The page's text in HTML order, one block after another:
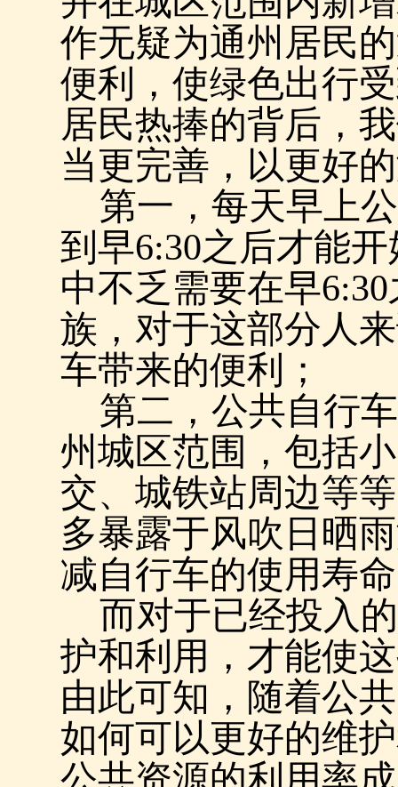
作无疑为通州居民
便利，使绿色出行
居民热捧的背后，
当更完善，以更好
第一，每天早上
到早6:30之后才能
中不乏需要在早6:30
族，对于这部分人
车带来的便利；
第二，公共自行
州城区范围，包括
交、城铁站周边等
多暴露于风吹日晒
减自行车的使用寿
而对于已经投入
护和利用，才能使
由此可知，随着公
如何可以更好的维